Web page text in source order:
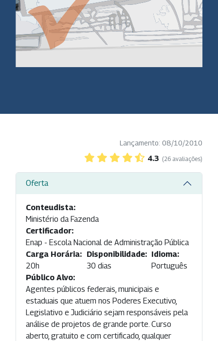
Lançamento: 08/10/2010
4.3 (26 avaliações)
Oferta
Conteudista:
Ministério da Fazenda
Certificador:
Enap - Escola Nacional de Administração Pública
Carga Horária:
20h
Disponibilidade:
30 dias
Idioma:
Português
Público Alvo:
Agentes públicos federais, municipais e
estaduais que atuem nos Poderes Executivo,
Legislativo e Judiciário sejam responsáveis pela
análise de projetos de grande porte. Curso
aberto, gratuito e com certificado, qualquer